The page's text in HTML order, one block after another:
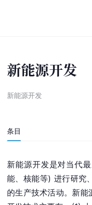
新能源开发
新能源开发
条目
新能源开发是对当代
能、核能等) 进行研究
的生产技术活动。新